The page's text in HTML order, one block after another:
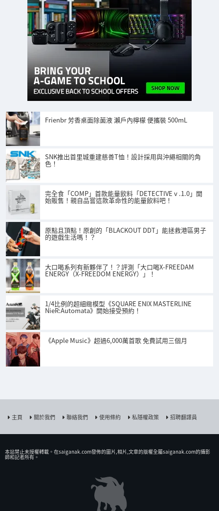
Frienbr 芳香桌面除菌液 瀨戶內檸檬 便攜裝 500mL
SNK推出首里城重建慈善T恤！設計採用與沖繩相關的角
色！
完全食「COMP」首款能量飲料「DETECTIVE v .1.0」開
始販售！親自品嘗這款革命性的能量飲料吧！
原點且頂點！原創的「BLACKOUT DDT」能拯救港區男子
的遊戲生活嗎！？
大口喝系列有新夥伴了！？評測「大口喝X-FREEDAM
ENERGY（X-FREEDOM ENERGY）」！
1/4比例的超細緻模型《SQUARE ENIX MASTERLINE
NieR:Automata》開始接受預約！
《Apple Music》超過6,000萬首歌 免費試用三個月
主頁 關於我們 聯絡我們 使用條約 私隱權政策 招聘翻譯員
本站禁止未授權𨍭載。在saiganak.com發佈的圖片,相片,文章的版權全屬saiganak.com的攝影
師和記者所有。